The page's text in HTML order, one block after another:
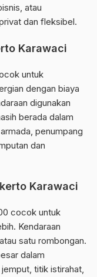
atau
dan fleksibel.
Karawaci
untuk
dengan biaya
digunakan
berada dalam
penumpang
dan
Karawaci
cocok untuk
Kendaraan
satu rombongan.
dalam
titik istirahat,